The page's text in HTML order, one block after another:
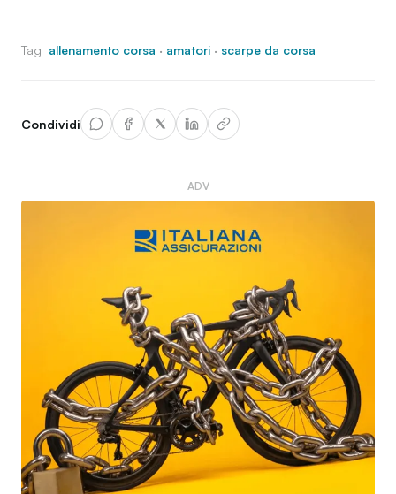
Tag allenamento corsa · amatori · scarpe da corsa
Condividi
ADV